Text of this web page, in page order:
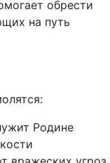
обрести
на путь
Родине